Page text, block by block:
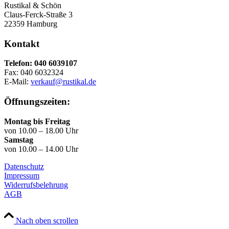
Rustikal & Schön
Claus-Ferck-Straße 3
22359 Hamburg
Kontakt
Telefon: 040 6039107
Fax: 040 6032324
E-Mail: verkauf@rustikal.de
Öffnungszeiten:
Montag bis Freitag
von 10.00 – 18.00 Uhr
Samstag
von 10.00 – 14.00 Uhr
Datenschutz
Impressum
Widerrufsbelehrung
AGB
Nach oben scrollen